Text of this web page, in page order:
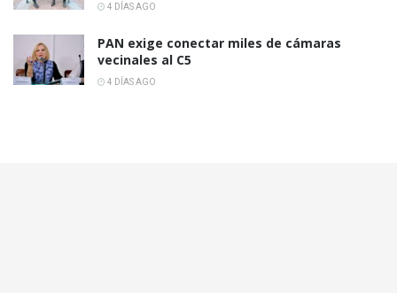
4 DÍAS AGO
PAN exige conectar miles de cámaras
vecinales al C5
4 DÍAS AGO